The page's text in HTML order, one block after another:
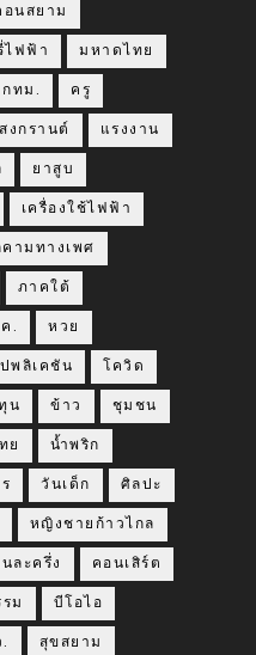
อนสยาม
ไฟฟ้า มหาดไทย
กทม. ครู
สงกรานต์ แรงงาน
ยาสูบ
เครื่องใช้ไฟฟ้า
ามทางเพศ
ภาคใต้
. หวย
พลิเคชัน โควิด
น ข้าว ชุมชน
ย น้ำพริก
วันเด็ก ศิลปะ
หญิงชายก้าวไกล
ละครึ่ง คอนเสิร์ต
ม บีโอไอ
สุขสยาม